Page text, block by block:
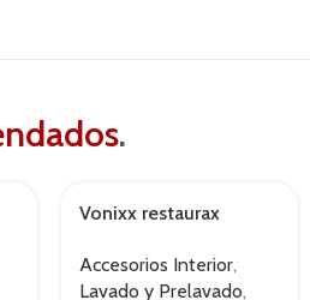
.
Vonixx restaurax
Accesorios Interior,
Lavado y Prelavado,